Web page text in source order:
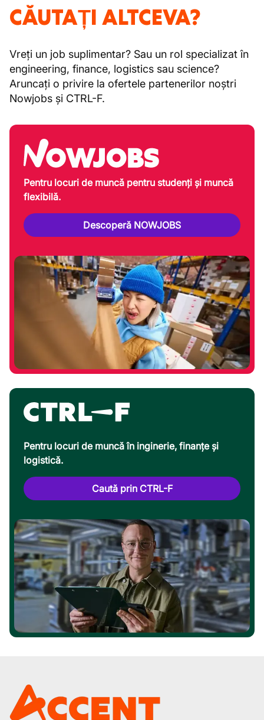
CĂUTAȚI ALTCEVA?
Vreți un job suplimentar? Sau un rol specializat în
engineering, finance, logistics sau science?
Aruncați o privire la ofertele partenerilor noștri
Nowjobs și CTRL-F.
Pentru locuri de muncă pentru studenți și muncă
flexibilă.
Descoperă NOWJOBS
Pentru locuri de muncă în inginerie, finanțe și
logistică.
Caută prin CTRL-F